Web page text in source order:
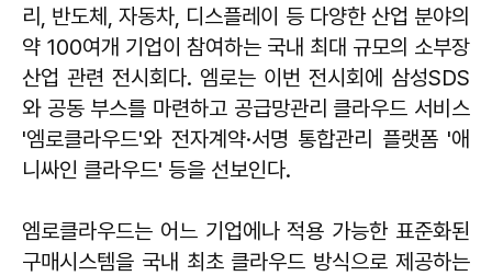
리, 반도체, 자동차, 디스플레이 등 다양한 산업 분야의
약 100여개 기업이 참여하는 국내 최대 규모의 소부장
산업 관련 전시회다. 엠로는 이번 전시회에 삼성SDS
와 공동 부스를 마련하고 공급망관리 클라우드 서비스
'엠로클라우드'와 전자계약·서명 통합관리 플랫폼 '애
니싸인 클라우드' 등을 선보인다.
엠로클라우드는 어느 기업에나 적용 가능한 표준화된
구매시스템을 국내 최초 클라우드 방식으로 제공하는